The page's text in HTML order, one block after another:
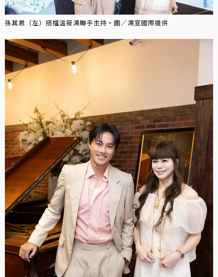
孫其君（左）搭檔溫筱鴻聯手主持。圖／鴻宣國際提供